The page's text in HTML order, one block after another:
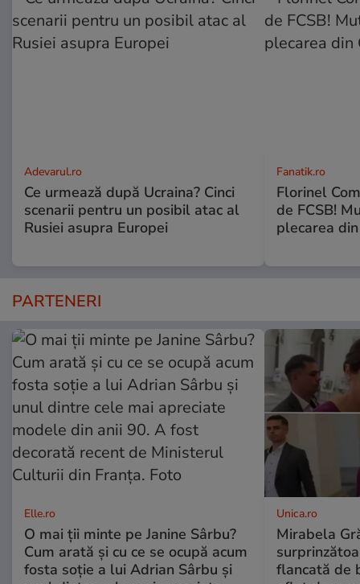
Adevarul.ro
Ce urmează după Ucraina? Cinci
scenarii pentru un posibil atac al
Rusiei asupra Europei
Fanatik.ro
Florinel
de FCSB!
plecarea
PARTENERI
Elle.ro
O mai ții minte pe Janine Sârbu?
Cum arată și cu ce se ocupă acum
fosta soție a lui Adrian Sârbu și
Unica.ro
Mirabela
flancată de